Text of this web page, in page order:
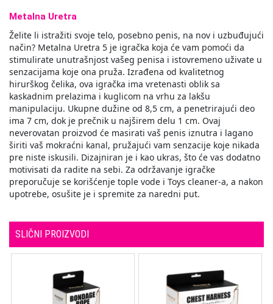
Metalna Uretra
Želite li istražiti svoje telo, posebno penis, na nov i uzbuđujući
način? Metalna Uretra 5 je igračka koja će vam pomoći da
stimulirate unutrašnjost vašeg penisa i istovremeno uživate u
senzacijama koje ona pruža. Izrađena od kvalitetnog
hirurškog čelika, ova igračka ima vretenasti oblik sa
kaskadnim prelazima i kuglicom na vrhu za lakšu
manipulaciju. Ukupne dužine od 8,5 cm, a penetrirajući deo
ima 7 cm, dok je prečnik u najširem delu 1 cm. Ovaj
neverovatan proizvod će masirati vaš penis iznutra i lagano
širiti vaš mokraćni kanal, pružajući vam senzacije koje nikada
pre niste iskusili. Dizajniran je i kao ukras, što će vas dodatno
motivisati da radite na sebi. Za održavanje igračke
preporučuje se korišćenje tople vode i Toys cleaner-a, a nakon
upotrebe, osušite je i spremite za naredni put.
SLIČNI PROIZVODI